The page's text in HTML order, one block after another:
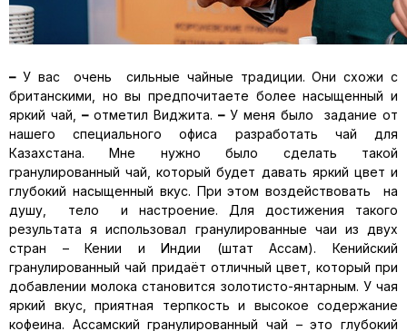
–У вас очень сильные чайные традиции. Они схожи с
британскими, но вы предпочитаете более насыщенный и
яркий чай, –отметил Виджита. – У меня было задание от
нашего специального офиса разработать чай для
Казахстана. Мне нужно было сделать такой
гранулированный чай, который будет давать яркий цвет и
глубокий насыщенный вкус. При этом воздействовать на
душу, тело и настроение. Для достижения такого
результата я использовал гранулированные чаи из двух
стран – Кении и Индии (штат Ассам). Кенийский
гранулированный чай придаёт отличный цвет, который при
добавлении молока становится золотисто-янтарным. У чая
яркий вкус, приятная терпкость и высокое содержание
кофеина. Ассамский гранулированный чай – это глубокий